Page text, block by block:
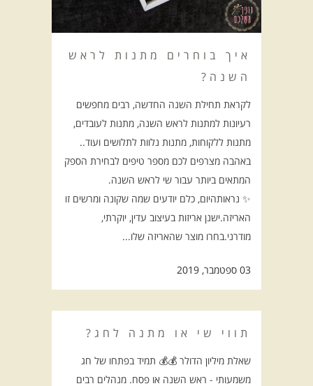
איך בוחרים מתנות לראש
השנה?
לקראת תחילת השנה החדשה, רבים מחפשים
רעיונות למתנות לראש השנה, מתנות לעובדים,
מתנות ללקוחות, מתנות נלוות לתלושים ועוד..
באהבה מצרפים לכם מספר טיפים לבחירת הספק
המתאים ביותר עבור שי לראש השנה.
✨ נראותהיום, כלם יודעים שמה שקונה ומרשים זו
האריזה.ישנן אריזות בעיצוב עדין, יוקרתי,
מודרני.בחרו מוצר שהאריזה שלו...
03 ספטמבר, 2019
תווי שי או מתנה לחג?
שאלת מיליון הדולר 💰💰 תמיד בפתחו של חג
משמעותי - ראש השנה או פסח. מנהלים רבים